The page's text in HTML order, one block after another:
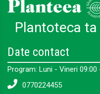
Plantoteca ta
Date contact
Program: Luni - Vineri 09:00
0770224455